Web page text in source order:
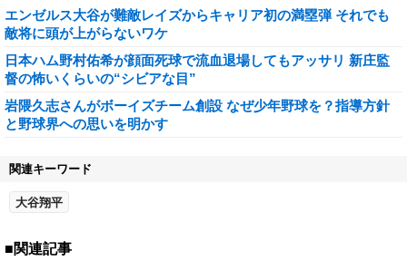
エンゼルス大谷が難敵レイズからキャリア初の満塁弾 それでも
敵将に頭が上がらないワケ
日本ハム野村佑希が顔面死球で流血退場してもアッサリ 新庄監
督の怖いくらいの“シビアな目”
岩隈久志さんがボーイズチーム創設 なぜ少年野球を？指導方針
と野球界への思いを明かす
関連キーワード
大谷翔平
■関連記事